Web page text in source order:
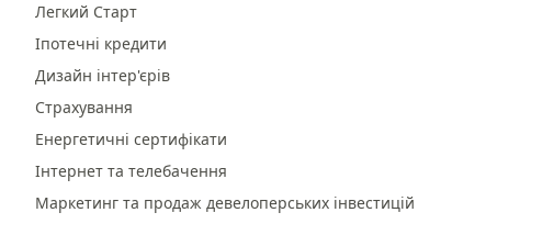
Легкий Старт
Іпотечні кредити
Дизайн інтер'єрів
Страхування
Енергетичні сертифікати
Інтернет та телебачення
Маркетинг та продаж девелоперських інвестицій